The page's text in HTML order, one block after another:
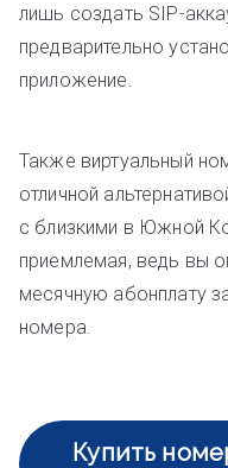
лишь создать SIP-
предварительно
приложение.
Также виртуальный
отличной
с близкими в Южной
приемлемая, ведь вы
месячную абонплату
номера.
Купить